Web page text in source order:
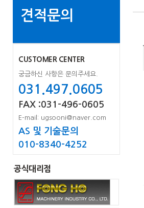
견적문의
CUSTOMER CENTER
궁금하신 사항은 문의주세요.
031.497.0605
FAX :031-496-0605
E-mail: ugsooni@naver.com
AS 및 기술문의
010-8340-4252
공식대리점